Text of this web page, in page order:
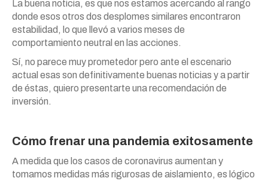
La buena noticia, es que nos estamos acercando al rango
donde esos otros dos desplomes similares encontraron
estabilidad, lo que llevó a varios meses de
comportamiento neutral en las acciones.
Sí, no parece muy prometedor pero ante el escenario
actual esas son definitivamente buenas noticias y a partir
de éstas, quiero presentarte una recomendación de
inversión.
Cómo frenar una pandemia exitosamente
A medida que los casos de coronavirus aumentan y
tomamos medidas más rigurosas de aislamiento, es lógico